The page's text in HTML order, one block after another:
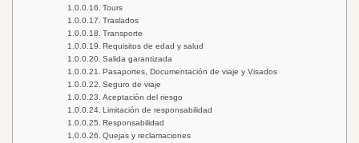
Tours
Traslados
Transporte
Requisitos de edad y salud
Salida garantizada
Pasaportes, Documentación de viaje y Visados
Seguro de viaje
Aceptación del riesgo
Limitación de responsabilidad
Responsabilidad
Quejas y reclamaciones